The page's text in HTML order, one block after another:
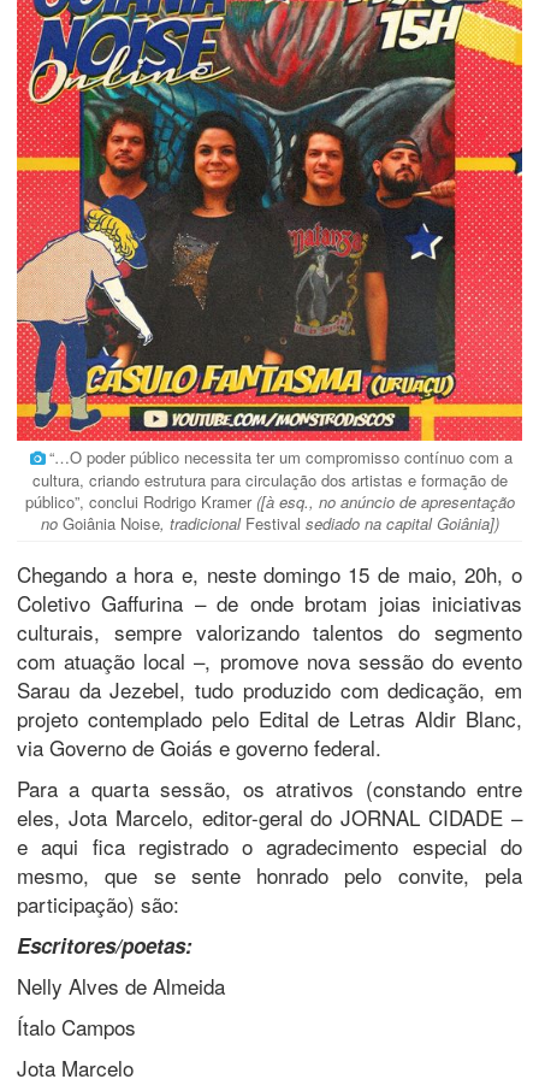
“…O poder público necessita ter um compromisso contínuo com a
cultura, criando estrutura para circulação dos artistas e formação de
público”, conclui Rodrigo Kramer([à esq., no anúncio de apresentação
no Goiânia Noise, tradicional Festival sediado na capital Goiânia])
Chegando a hora e, neste domingo 15 de maio, 20h, o
Coletivo Gaffurina – de onde brotam joias iniciativas
culturais, sempre valorizando talentos do segmento
com atuação local –, promove nova sessão do evento
Sarau da Jezebel, tudo produzido com dedicação, em
projeto contemplado pelo Edital de Letras Aldir Blanc,
via Governo de Goiás e governo federal.
Para a quarta sessão, os atrativos (constando entre
eles, Jota Marcelo, editor-geral do JORNAL CIDADE –
e aqui fica registrado o agradecimento especial do
mesmo, que se sente honrado pelo convite, pela
participação) são:
Escritores/poetas:
Nelly Alves de Almeida
Ítalo Campos
Jota Marcelo